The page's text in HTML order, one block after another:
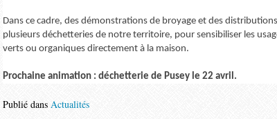
Dans ce cadre, des démonstrations de broyage et des
plusieurs déchetteries de notre territoire, pour sensibiliser les
verts ou organiques directement à la maison.
Prochaine animation : déchetterie de Pusey le 22 avril.
Publié dans Actualités